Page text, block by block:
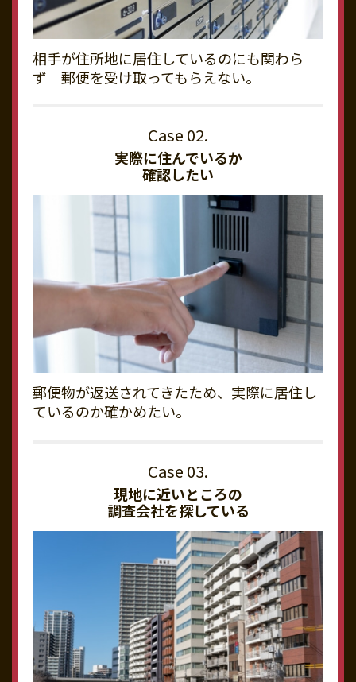
相手が住所地に居住しているのにも関わら
ず 郵便を受け取ってもらえない。
実際に住んでいるか
確認したい
郵便物が返送されてきたため、実際に居住し
ているのか確かめたい。
現地に近いところの
調査会社を探している